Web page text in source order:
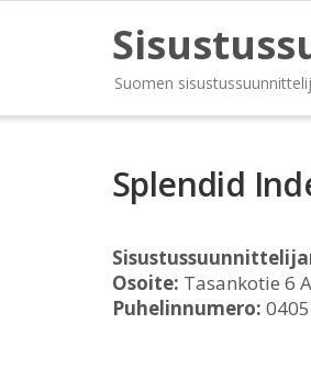
Suomen
Splendid
Osoite: Tasankotie 6
Puhelinnumero: